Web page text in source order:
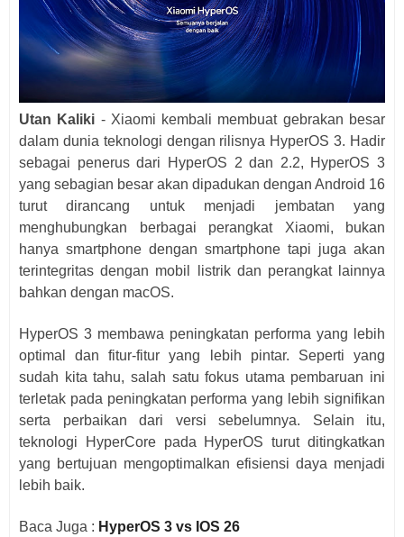
Utan Kaliki - Xiaomi kembali membuat gebrakan besar
dalam dunia teknologi dengan rilisnya HyperOS 3. Hadir
sebagai penerus dari HyperOS 2 dan 2.2, HyperOS 3
yang sebagian besar akan dipadukan dengan Android 16
turut dirancang untuk menjadi jembatan yang
menghubungkan berbagai perangkat Xiaomi, bukan
hanya smartphone dengan smartphone tapi juga akan
terintegritas dengan mobil listrik dan perangkat lainnya
bahkan dengan macOS.
HyperOS 3 membawa peningkatan performa yang lebih
optimal dan fitur-fitur yang lebih pintar. Seperti yang
sudah kita tahu, salah satu fokus utama pembaruan ini
terletak pada peningkatan performa yang lebih signifikan
serta perbaikan dari versi sebelumnya. Selain itu,
teknologi HyperCore pada HyperOS turut ditingkatkan
yang bertujuan mengoptimalkan efisiensi daya menjadi
lebih baik.
Baca Juga : HyperOS 3 vs IOS 26